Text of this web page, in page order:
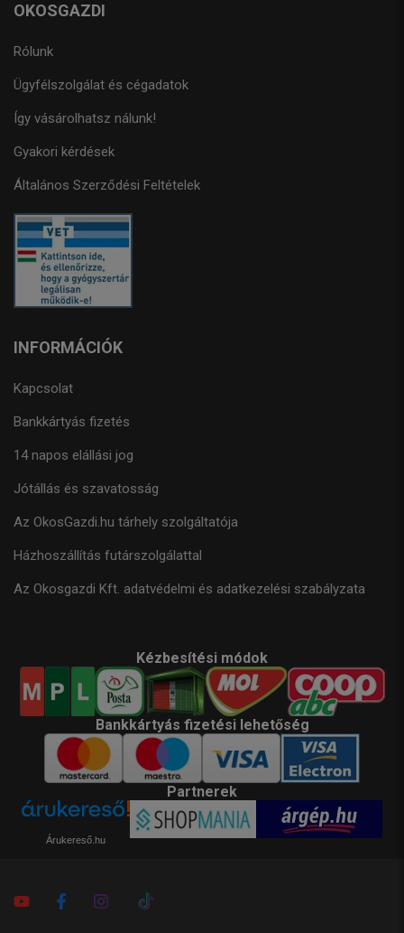
OKOSGAZDI
Rólunk
Ügyfélszolgálat és cégadatok
Így vásárolhatsz nálunk!
Gyakori kérdések
Általános Szerződési Feltételek
INFORMÁCIÓK
Kapcsolat
Bankkártyás fizetés
14 napos elállási jog
Jótállás és szavatosság
Az OkosGazdi.hu tárhely szolgáltatója
Házhoszállítás futárszolgálattal
Az Okosgazdi Kft. adatvédelmi és adatkezelési szabályzata
Kézbesítési módok
Bankkártyás fizetési lehetőség
Partnerek
Árukereső.hu